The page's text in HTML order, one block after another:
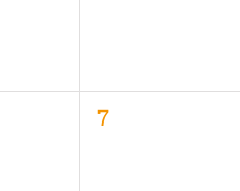
0
7